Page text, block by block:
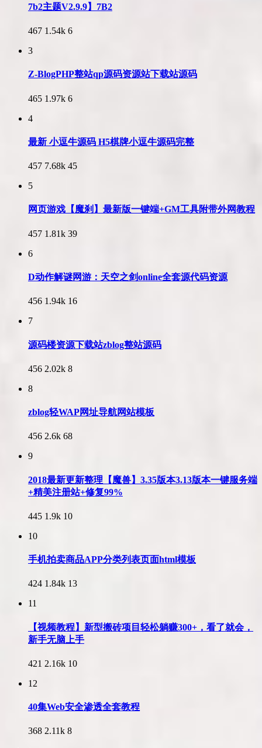
7b2主题V2.9.9】7B2
467 1.54k 6
3
Z-BlogPHP整站qp源码资源站下载站源码
465 1.97k 6
4
最新 小逗牛源码 H5棋牌小逗牛源码完整
457 7.68k 45
5
网页游戏【魔刹】最新版一键端+GM工具附带外网教程
457 1.81k 39
6
D动作解谜网游：天空之剑online全套源代码资源
456 1.94k 16
7
源码楼资源下载站zblog整站源码
456 2.02k 8
8
zblog轻WAP网址导航网站模板
456 2.6k 68
9
2018最新更新整理【魔兽】3.35版本3.13版本一键服务端
+精美注册站+修复99%
445 1.9k 10
10
手机拍卖商品APP分类列表页面html模板
424 1.84k 13
11
【视频教程】新型搬砖项目轻松躺赚300+，看了就会，
新手无脑上手
421 2.16k 10
12
40集Web安全渗透全套教程
368 2.11k 8